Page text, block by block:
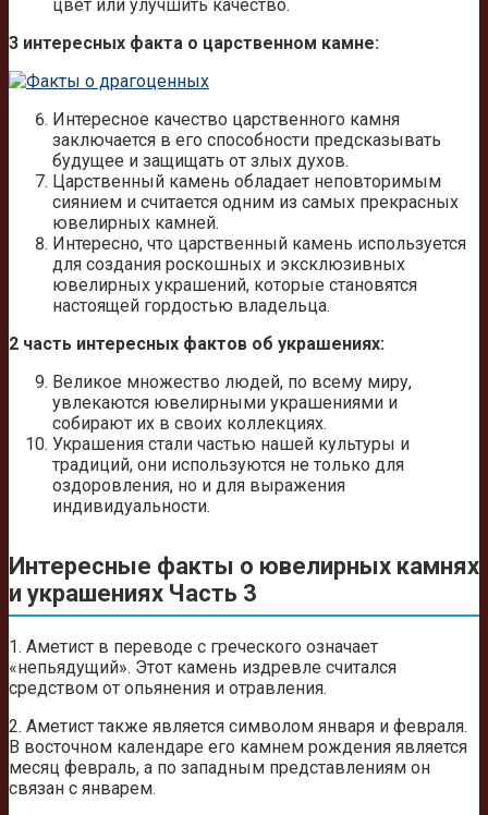
цвет или улучшить качество.
3 интересных факта о царственном камне:
Интересное качество царственного камня
заключается в его способности предсказывать
будущее и защищать от злых духов.
Царственный камень обладает неповторимым
сиянием и считается одним из самых прекрасных
ювелирных камней.
Интересно, что царственный камень используется
для создания роскошных и эксклюзивных
ювелирных украшений, которые становятся
настоящей гордостью владельца.
2 часть интересных фактов об украшениях:
Великое множество людей, по всему миру,
увлекаются ювелирными украшениями и
собирают их в своих коллекциях.
Украшения стали частью нашей культуры и
традиций, они используются не только для
оздоровления, но и для выражения
индивидуальности.
Интересные факты о ювелирных камнях
и украшениях Часть 3
1. Аметист в переводе с греческого означает
«непьядущий». Этот камень издревле считался
средством от опьянения и отравления.
2. Аметист также является символом января и февраля.
В восточном календаре его камнем рождения является
месяц февраль, а по западным представлениям он
связан с январем.